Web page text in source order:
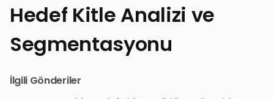
Hedef Kitle Analizi ve
Segmentasyonu
İlgili Gönderiler